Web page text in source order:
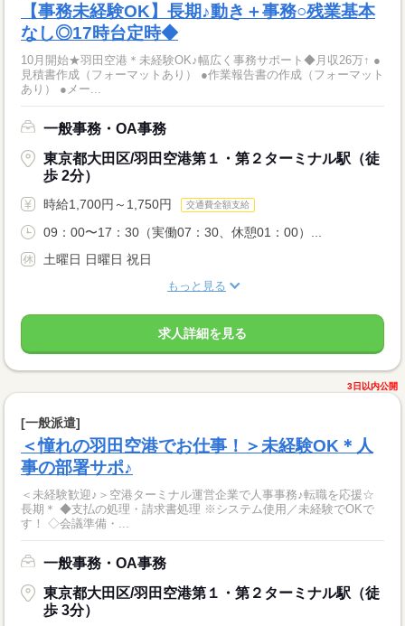
【事務未経験OK】長期♪動き＋事務○残業基本
なし◎17時台定時◆
10月開始★羽田空港＊未経験OK♪幅広く事務サポート◆月収26万↑ ●
見積書作成（フォーマットあり） ●作業報告書の作成（フォーマット
あり） ●メー...
一般事務・OA事務
東京都大田区/羽田空港第１・第２ターミナル駅（徒
歩 2分）
時給1,700円～1,750円 交通費全額支給
09：00〜17：30（実働07：30、休憩01：00）...
土曜日 日曜日 祝日
もっと見る
求人詳細を見る
3日以内公開
[一般派遣]
＜憧れの羽田空港でお仕事！＞未経験OK＊人
事の部署サポ♪
＜未経験歓迎♪＞空港ターミナル運営企業で人事事務♪転職を応援☆
長期＊ ◆支払の処理・請求書処理 ※システム使用／未経験でOKで
す！ ◇会議準備・...
一般事務・OA事務
東京都大田区/羽田空港第１・第２ターミナル駅（徒
歩 3分）